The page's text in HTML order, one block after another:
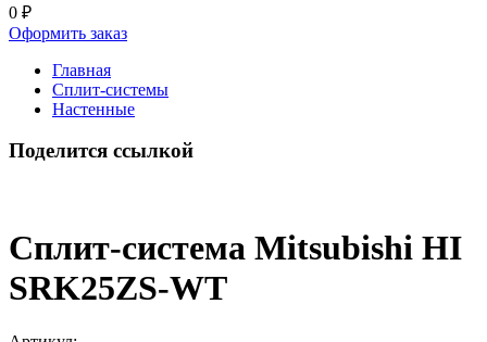
0 ₽
Оформить заказ
Главная
Сплит-системы
Настенные
Поделится ссылкой
Сплит-система Mitsubishi HI
SRK25ZS-WT